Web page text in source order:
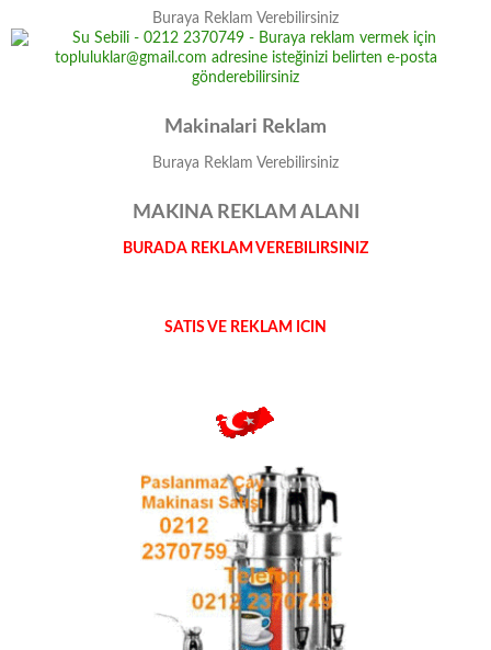
Buraya Reklam Verebilirsiniz
Makinalari Reklam
Buraya Reklam Verebilirsiniz
MAKINA REKLAM ALANI
BURADA REKLAM VEREBILIRSINIZ
SATIS VE REKLAM ICIN